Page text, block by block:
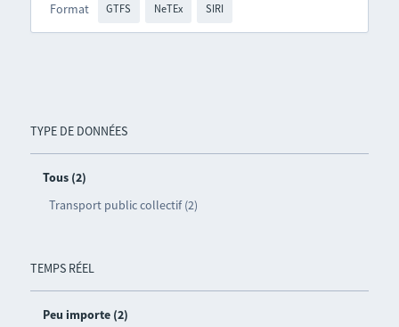
TYPE DE DONNÉES
Tous (2)
Transport public collectif (2)
TEMPS RÉEL
Peu importe (2)
Format GTFS NeTEx SIRI